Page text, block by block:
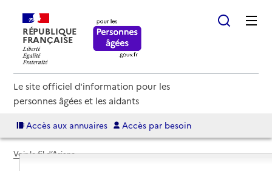
RÉPUBLIQUE
FRANÇAISE
Le site officiel d'information pour les
personnes âgées et les aidants
Accès aux annuaires Accès par besoin
Voir le fil d’Ariane